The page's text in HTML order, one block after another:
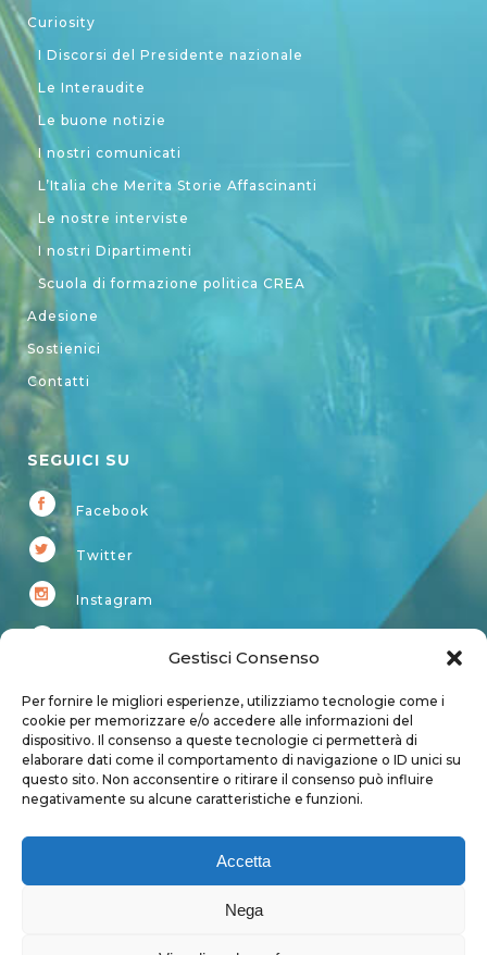
Gestisci Consenso
Per fornire le migliori esperienze, utilizziamo tecnologie come i
cookie per memorizzare e/o accedere alle informazioni del
dispositivo. Il consenso a queste tecnologie ci permetterà di
elaborare dati come il comportamento di navigazione o ID unici su
questo sito. Non acconsentire o ritirare il consenso può influire
negativamente su alcune caratteristiche e funzioni.
Accetta
Nega
Curiosity
I Discorsi del Presidente nazionale
Le Interaudite
Le buone notizie
I nostri comunicati
L’Italia che Merita Storie Affascinanti
Le nostre interviste
I nostri Dipartimenti
Scuola di formazione politica CREA
Adesione
Sostienici
Contatti
SEGUICI SU
Facebook
Twitter
Instagram
Account
Login
User page